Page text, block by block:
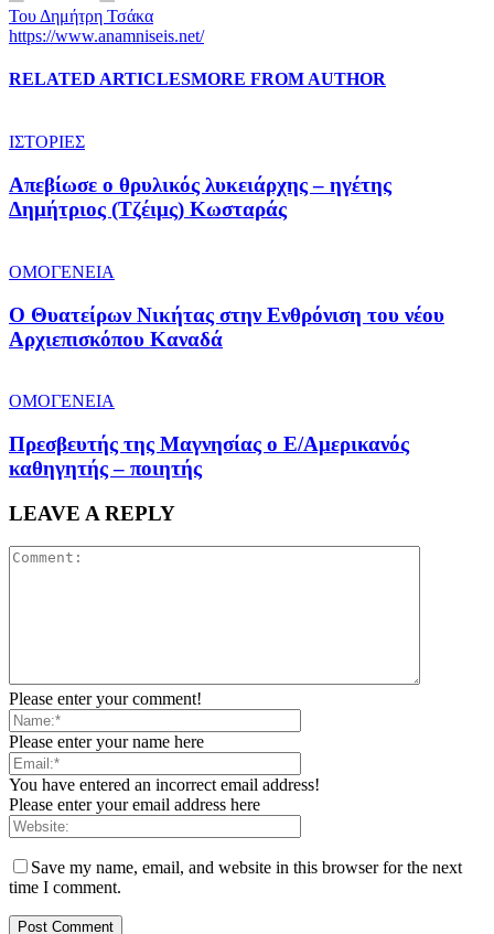
Του Δημήτρη Τσάκα
https://www.anamniseis.net/
RELATED ARTICLESMORE FROM AUTHOR
ΙΣΤΟΡΙΕΣ
Απεβίωσε ο θρυλικός λυκειάρχης – ηγέτης
Δημήτριος (Τζέιμς) Κωσταράς
ΟΜΟΓΕΝΕΙΑ
O Θυατείρων Νικήτας στην Ενθρόνιση του νέου
Αρχιεπισκόπου Καναδά
ΟΜΟΓΕΝΕΙΑ
Πρεσβευτής της Μαγνησίας ο Ε/Αμερικανός
καθηγητής – ποιητής
LEAVE A REPLY
Please enter your comment!
Please enter your name here
You have entered an incorrect email address!
Please enter your email address here
Save my name, email, and website in this browser for the next
time I comment.